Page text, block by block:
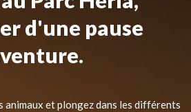
d'une pause
animaux et plongez dans les différents